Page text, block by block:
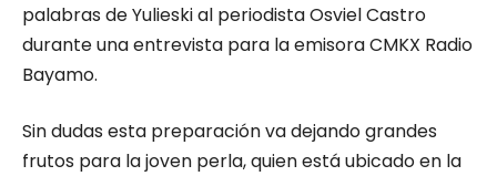
palabras de Yulieski al periodista Osviel Castro
durante una entrevista para la emisora CMKX Radio
Bayamo.
Sin dudas esta preparación va dejando grandes
frutos para la joven perla, quien está ubicado en la